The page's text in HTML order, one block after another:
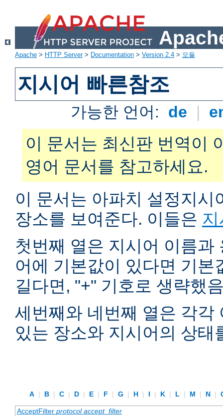
Apache > HTTP Server> Documentation > Version 2.4 > 모듈
지시어 빠른참조
가능한 언어: de |
이 문서는 최신판 번역이
영어 문서를 참고하세요.
이 문서는 아파치 설정지
장소를 보여준다. 이들은
첫번째 열은 지시어 이름
어에 기본값이 있다면 기
길다면, "+" 기호로 생략했
세번째와 네번째 열은 각각
있는 장소와 지시어의 상태
A | B | C | D | E | F | G | H | I | K | L | M | N |
AcceptFilter protocol accept_filter